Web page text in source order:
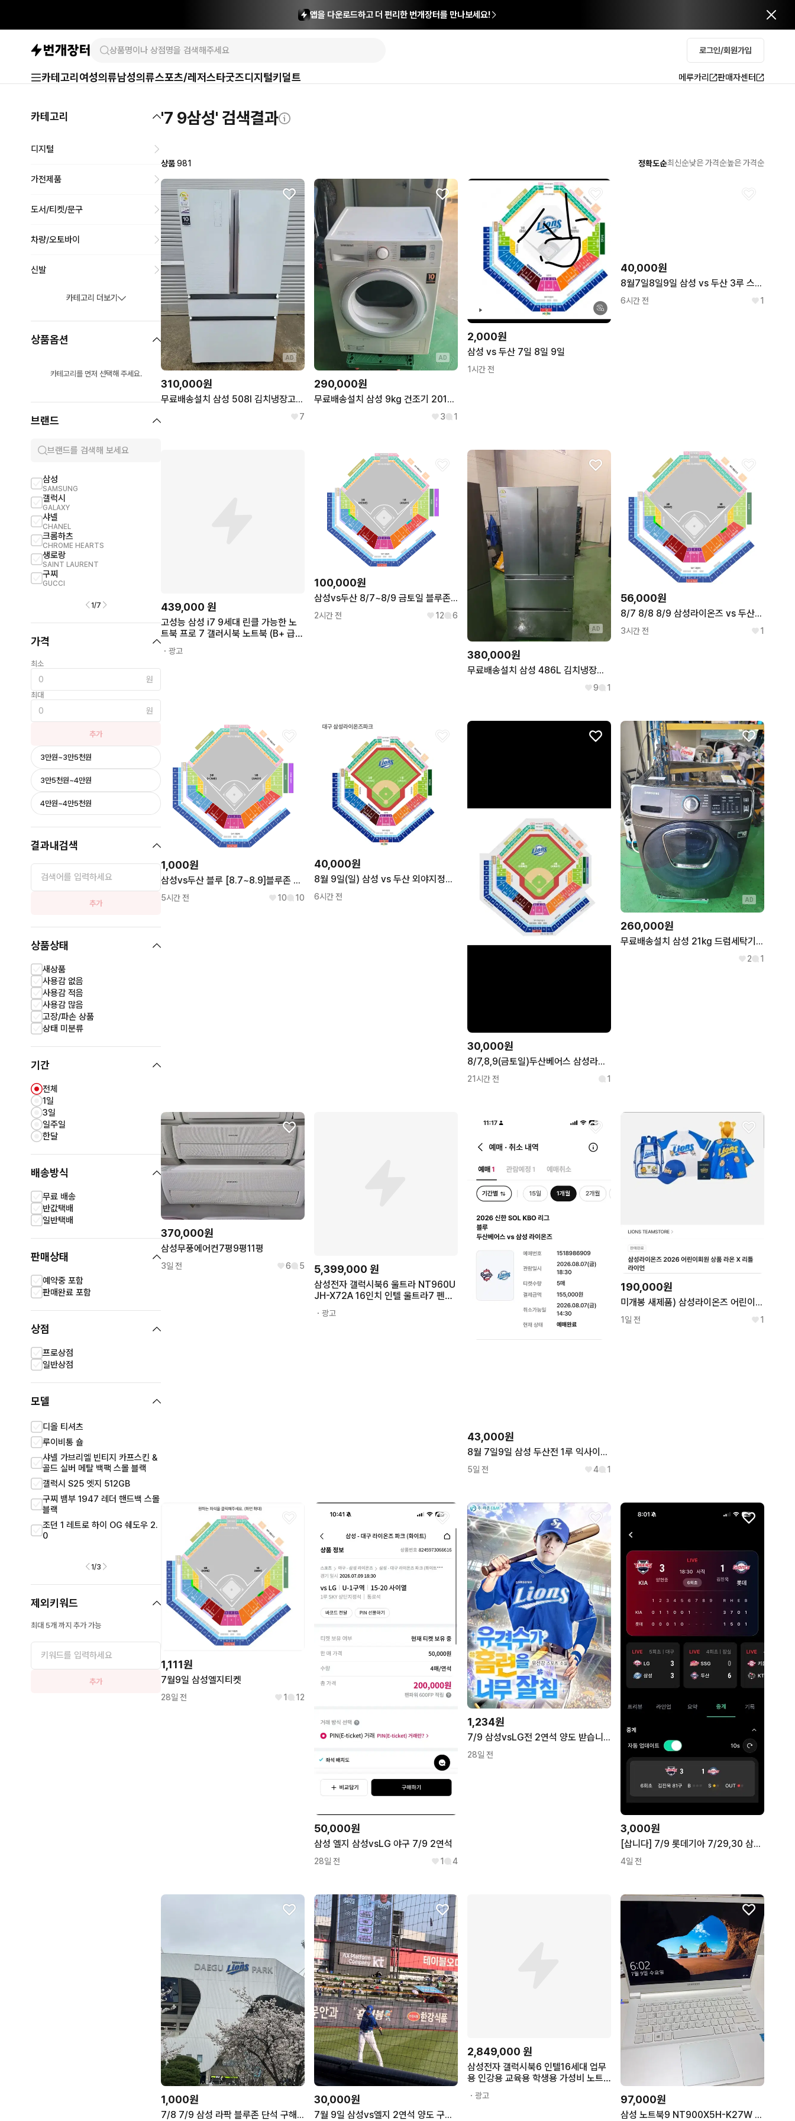
앱을 다운로드하고 더 편리한 번개장터를 만나보세요!
로그인/회원가입
카테고리 여성의류남성의류스포츠/레저스타굿즈디지털키덜트 메루카리 판매자센터
카테고리
디지털
가전제품
도서/티켓/문구
차량/오토바이
신발
카테고리 더보기
상품옵션
카테고리를 먼저 선택해 주세요.
브랜드
삼성
SAMSUNG
갤럭시
GALAXY
샤넬
CHANEL
크롬하츠
CHROME HEARTS
생로랑
SAINT LAURENT
구찌
GUCCI
LG전자
BURBERRY
뉴발란스
NEW BALANCE
FENDI
BVLGARI
자라
ZARA
현대
컨버스
오니츠카타이거
ONITSUKA TIGER
레고
LEGO
애플
APPLE
조던
JORDAN
세이코
SEIKO
뉴에라
HAMILTON
로로피아나
LORO PIANA
알릭스
1017 ALYX 9SM
아이더블유씨
IWC
파네라이
PANERAI
1/7
가격
최소
원
최대
원
추가
3만원~3만5천원
3만5천원~4만원
4만원~4만5천원
결과내검색
추가
상품상태
새상품
사용감 없음
사용감 적음
사용감 많음
고장/파손 상품
상태 미분류
기간
전체
1일
3일
일주일
한달
배송방식
무료 배송
반값택배
일반택배
판매상태
예약중 포함
판매완료 포함
상점
프로상점
일반상점
모델
디올 티셔츠
루이비통 숄
샤넬 가브리엘 빈티지 카프스킨 &
골드 실버 메탈 백팩 스몰 블랙
갤럭시 S25 엣지 512GB
구찌 뱀부 1947 레더 핸드백 스몰
블랙
조던 1 레트로 하이 OG 쉐도우 2.
0
갤럭시 S7 엣지 32GB
갤럭시 와이드3 32GB
1/3
제외키워드
최대 5개 까지 추가 가능
추가
'7 9삼성' 검색결과
상품981 정확도순최신순낮은 가격순높은 가격순
AD
310,000원
무료배송설치 삼성 508l 김치냉장고 2013,7제조작동잘돼요
7
AD
290,000원
무료배송설치 삼성 9kg 건조기 2019,9제조 상태좋아요
3 1
2,000원
삼성 vs 두산 7일 8일 9일
1시간 전
40,000원
8월7일8일9일 삼성 vs 두산 3루 스카이지정석 원정응원석 양도해요
6시간 전 1
439,000 원
고성능 삼성 i7 9세대 린클 가능한 노
트북 프로 7 갤러시북 노트북 (B+ 급),
NT751BBC, WIN11 Pro, 8GB, 256
GB, 남색
・광고
100,000원
삼성vs두산 8/7~8/9 금토일 블루존 삼성라이온즈야구
2시간 전 12 6
AD
380,000원
무료배송설치 삼성 486L 김치냉장고 2017,9제조
9 1
56,000원
8/7 8/8 8/9 삼성라이온즈 vs 두산베어스 3루 워터페스티벌
3시간 전 1
1,000원
삼성vs두산 블루 [8.7~8.9]블루존 외야지정석 삼성이글스야구티켓
5시간 전 10 10
40,000원
8월 9일(일) 삼성 vs 두산 외야지정석 RF-7구역 2연석 4연석 6연석
6시간 전
30,000원
8/7,8,9(금토일)두산베어스 삼성라이온즈 티켓명당
21시간 전 1
AD
260,000원
무료배송설치 삼성 21kg 드럼세탁기 2018,7제조상태b급 작동잘돼요
2 1
370,000원
삼성무풍에어컨7평9평11평
3일 전 6 5 5,399,000 원
삼성전자 갤럭시북6 울트라 NT960U
JH-X72A 16인치 인텔 울트라7 펜서
레이크 RTX5060 WIN11 32GB 터치
디스플레이 WQXGA+ 게이밍 AI노트
・광고
43,000원
8월 7일9일 삼성 두산전 1루 익사이팅 2/3/5연석, 블루존 단석
5일 전 4 1
190,000원
미개봉 새제품) 삼성라이온즈 어린이회원 삼성 풀세트 7호 또는 9호
1일 전 1
1,111원
7월9일 삼성엘지티켓
28일 전 1 12
50,000원
삼성 엘지 삼성vsLG 야구 7/9 2연석
28일 전 1 4
1,234원
7/9 삼성vsLG전 2연석 양도 받습니다
28일 전
3,000원
[삽니다] 7/9 롯데기아 7/29,30 삼성기아 지류티켓 구해요
4일 전
1,000원
7/8 7/9 삼성 라팍 블루존 단석 구해요..!
30,000원
7월 9일 삼성vs엘지 2연석 양도 구해요
2,849,000 원
삼성전자 갤럭시북6 인텔16세대 업무
용 인강용 교육용 학생용 가성비 노트
북추천, NT740VJT-A72AR, WIN11
Home, 32GB, 1TB, 그레이
・광고 97,000원
삼성 노트북9 NT900X5H-K27W / 인텔 펜티엄 4405U / R